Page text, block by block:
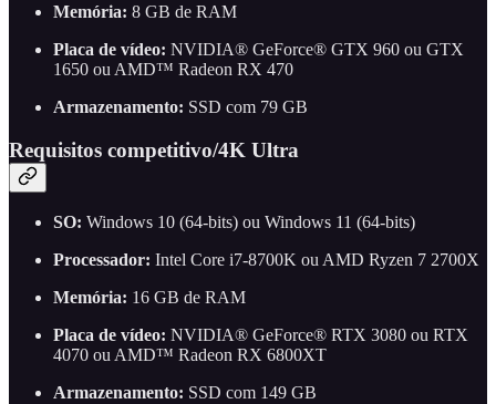
Memória: 8 GB de RAM
Placa de vídeo: NVIDIA® GeForce® GTX 960 ou GTX
1650 ou AMD™ Radeon RX 470
Armazenamento: SSD com 79 GB
Requisitos competitivo/4K Ultra
SO: Windows 10 (64-bits) ou Windows 11 (64-bits)
Processador: Intel Core i7-8700K ou AMD Ryzen 7 2700X
Memória: 16 GB de RAM
Placa de vídeo: NVIDIA® GeForce® RTX 3080 ou RTX
4070 ou AMD™ Radeon RX 6800XT
Armazenamento: SSD com 149 GB